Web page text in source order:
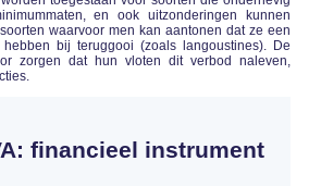
en ook uitzonderingen kunnen
waarvoor men kan aantonen dat ze een
hebben bij teruggooi (zoals langoustines). De
zorgen dat hun vloten dit verbod naleven,
financieel instrument